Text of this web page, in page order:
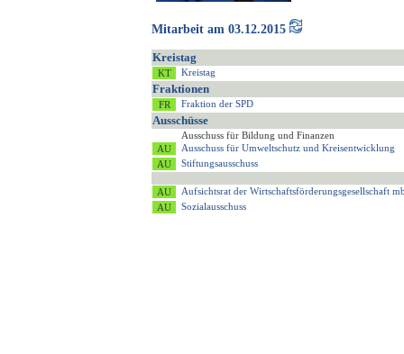
Mitarbeit am 03.12.2015
Kreistag
Kreistag
Fraktionen
Fraktion der SPD
Ausschüsse
Ausschuss für Bildung und Finanzen
Ausschuss für Umweltschutz und Kreisentwicklung
Stiftungsausschuss
Aufsichtsrat der Wirtschaftsförderungsgesellschaft
Sozialausschuss